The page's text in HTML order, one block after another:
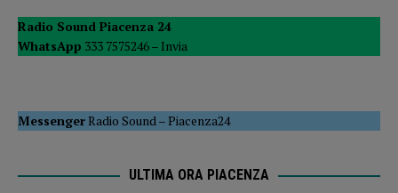
Radio Sound Piacenza 24
WhatsApp 333 7575246 – Invia
MessengerRadio Sound –Piacenza24
ULTIMA ORA PIACENZA